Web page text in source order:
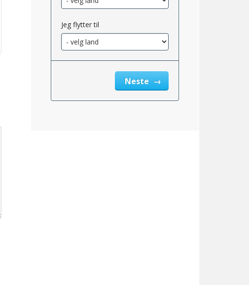
Jeg flytter til
Neste